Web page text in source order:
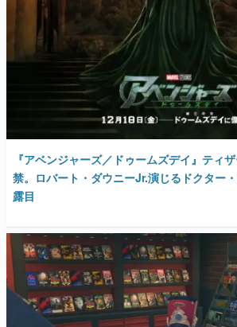
『アベンジャーズ／ドゥームズデイ』ティ
禁。ロバート・ダウニーJr.演じるドクター
露目